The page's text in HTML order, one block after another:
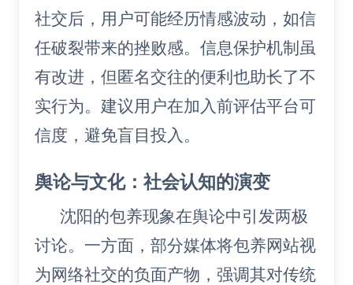
社交后，用户可能经历情感波动，如信
任破裂带来的挫败感。信息保护机制虽
有改进，但匿名交往的便利也助长了不
实行为。建议用户在加入前评估平台可
信度，避免盲目投入。
舆论与文化：社会认知的演变
沈阳的包养现象在舆论中引发两极
讨论。一方面，部分媒体将包养网站视
为网络社交的负面产物，强调其对传统